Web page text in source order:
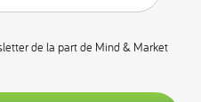
de la part de Mind & Market